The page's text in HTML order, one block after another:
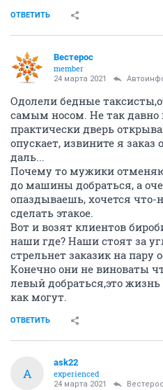
ОТВЕТИТЬ
Вестерос
member
24 марта 2021
Одолели бедные
самым носом. Не так давно
практически дверь
опускает, извините я
даль...
Почему то мужики
до машины добраться, а
опаздываешь, хочется что-
сделать этакое.
Вот и возят клиентов
наши где? Наши стоят за
стрельнет заказик на пару
Конечно они не виноваты
левый добраться,это
как могут.
ОТВЕТИТЬ
A
ask22
experienced
24 марта 2021 Вестерос